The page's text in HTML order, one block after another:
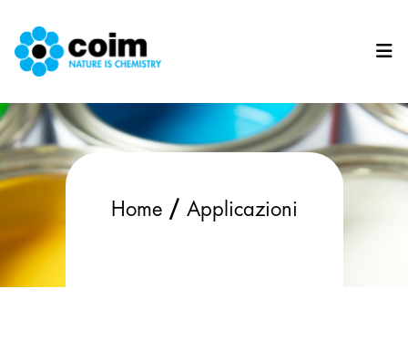
Salta al contenuto principale
Home/ Applicazioni